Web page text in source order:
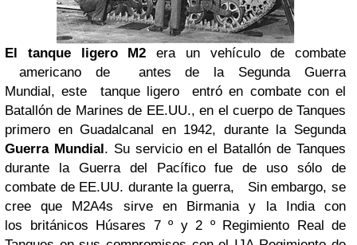
El tanque ligero M2 era un vehículo de combate
americano de antes de la Segunda Guerra
Mundial, este tanque ligero entró en combate con el
Batallón de Marines de EE.UU., en el cuerpo de Tanques
primero en Guadalcanal en 1942, durante la Segunda
Guerra Mundial. Su servicio en el Batallón de Tanques
durante la Guerra del Pacífico fue de uso sólo de
combate de EE.UU. durante la guerra, Sin embargo, se
cree que M2A4s sirve en Birmania y la India con
los británicos Húsares 7 º y 2 º Regimiento Real de